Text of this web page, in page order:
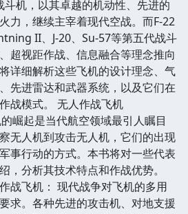
机，以其卓越的机动性、先进的
力，继续主宰着现代空战。而F-22
II、J-20、Su-57等第五代战斗
超视距作战、信息融合等理念推向
详细解析这些飞机的设计理念、气
先进雷达和武器系统，以及它们在
战模式。 无人作战飞机
的崛起是当代航空领域最引人瞩目
无人机到攻击无人机，它们的出现
事行动的方式。本书将对一些代表
，分析其技术特点和作战优势。
战飞机： 现代战争对飞机的多用
求。各种先进的攻击机、对地支援